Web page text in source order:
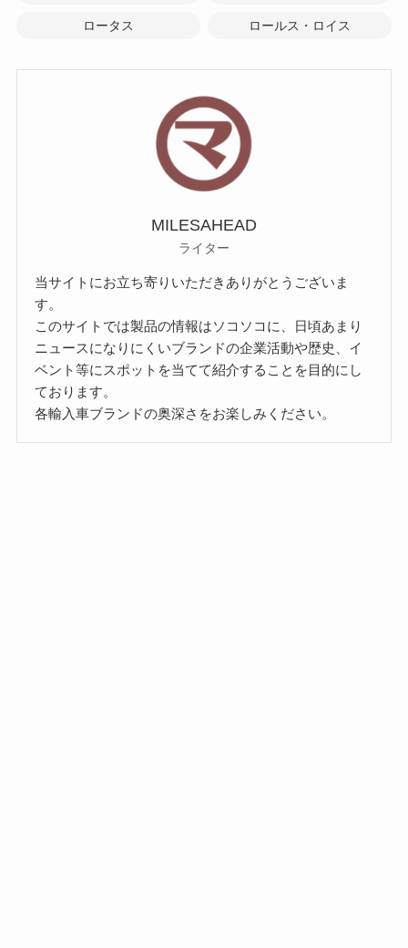
ロータス ロールス・ロイス
MILESAHEAD
ライター
当サイトにお立ち寄りいただきありがとうございま
す。
このサイトでは製品の情報はソコソコに、日頃あまり
ニュースになりにくいブランドの企業活動や歴史、イ
ベント等にスポットを当てて紹介することを目的にし
ております。
各輸入車ブランドの奥深さをお楽しみください。